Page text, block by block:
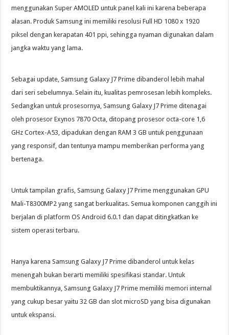
menggunakan Super AMOLED untuk panel kali ini karena beberapa
alasan. Produk Samsung ini memiliki resolusi Full HD 1080 x 1920
piksel dengan kerapatan 401 ppi, sehingga nyaman digunakan dalam
jangka waktu yang lama.
Sebagai update, Samsung Galaxy J7 Prime dibanderol lebih mahal
dari seri sebelumnya. Selain itu, kualitas pemrosesan lebih kompleks.
Sedangkan untuk prosesornya, Samsung Galaxy J7 Prime ditenagai
oleh prosesor Exynos 7870 Octa, ditopang prosesor octa-core 1,6
GHz Cortex-A53, dipadukan dengan RAM 3 GB untuk penggunaan
yang responsif, dan tentunya mampu memberikan performa yang
bertenaga.
Untuk tampilan grafis, Samsung Galaxy J7 Prime menggunakan GPU
Mali-T8300MP2 yang sangat berkualitas. Semua komponen canggih ini
berjalan di platform OS Android 6.0.1 dan dapat ditingkatkan ke
sistem operasi terbaru.
Hanya karena Samsung Galaxy J7 Prime dibanderol untuk kelas
menengah bukan berarti memiliki spesifikasi standar. Untuk
membuktikannya, Samsung Galaxy J7 Prime memiliki memori internal
yang cukup besar yaitu 32 GB dan slot microSD yang bisa digunakan
untuk ekspansi.